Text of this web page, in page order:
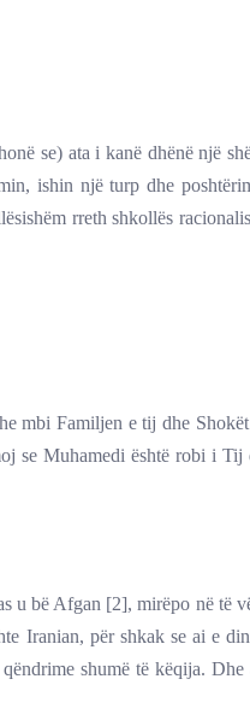
se) ata i kanë dhënë një
ishin një turp dhe
rreth shkollës
mbi Familjen e tij dhe
se Muhamedi është robi i Tij
u bë Afgan [2], mirëpo në të
Iranian, për shkak se ai e
shumë të këqija. Dhe